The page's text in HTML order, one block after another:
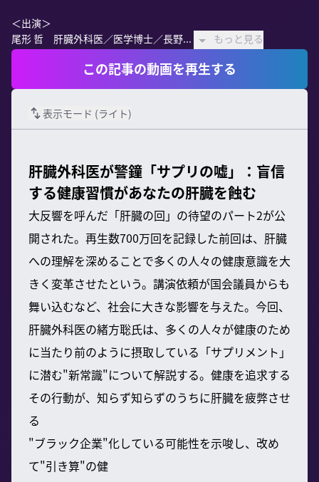
＜出演＞
尾形 哲　肝臓外科医／医学博士／長野...
もっと見る
この記事の動画を再生する
表示モード (ライト)
肝臓外科医が警鐘「サプリの嘘」：盲信
する健康習慣があなたの肝臓を蝕む
大反響を呼んだ「肝臓の回」の待望のパート2が公
開された。再生数700万回を記録した前回は、肝臓
への理解を深めることで多くの人々の健康意識を大
きく変革させたという。講演依頼が国会議員からも
舞い込むなど、社会に大きな影響を与えた。今回、
肝臓外科医の緒方聡氏は、多くの人々が健康のため
に当たり前のように摂取している「サプリメント」
に潜む"新常識"について解説する。健康を追求する
その行動が、知らず知らずのうちに肝臓を疲弊させ
る
"ブラック企業"化している可能性を示唆し、改め
て"引き算"の健